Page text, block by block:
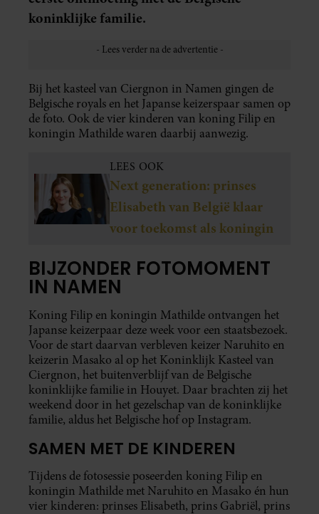
koninklijke familie.
Bij het kasteel van Ciergnon in Namen gingen de
Belgische royals en het Japanse keizerspaar samen op
de foto. Ook de vier kinderen van koning Filip en
koningin Mathilde waren daarbij aanwezig.
LEES OOK
Next generation: prinses
Elisabeth van België klaar
voor toekomst als koningin
BIJZONDER FOTOMOMENT
IN NAMEN
Koning Filip en koningin Mathilde ontvangen het
Japanse keizerpaar deze week voor een staatsbezoek.
Voor de start daarvan verbleven keizer Naruhito en
keizerin Masako al op het Koninklijk Kasteel van
Ciergnon, het buitenverblijf van de Belgische
koninklijke familie in Houyet. Daar brachten zij het
weekend door in het gezelschap van de koninklijke
familie, aldus het Belgische hof op Instagram.
SAMEN MET DE KINDEREN
Tijdens de fotosessie poseerden koning Filip en
koningin Mathilde met Naruhito en Masako én hun
vier kinderen: prinses Elisabeth, prins Gabriël, prins